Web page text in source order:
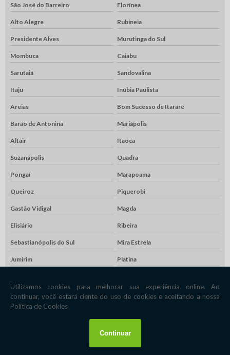
São José do Barreiro Florínea
Alto Alegre Rubineia
Presidente Alves Murutinga do Sul
Mombuca Caiabu
Sarutaiá Sandovalina
Itaju Inúbia Paulista
Areias Bom Sucesso de Itararé
Barão de Antonina Mariápolis
Altair Itaoca
Suzanápolis Quadra
Pongaí Marapoama
Queiroz Piquerobi
Gastão Vidigal Magda
Elisiário Ribeira
Sebastianópolis do Sul Mira Estrela
Jumirim Platina
Santa Mercedes Parisi
Cândido Rodrigues